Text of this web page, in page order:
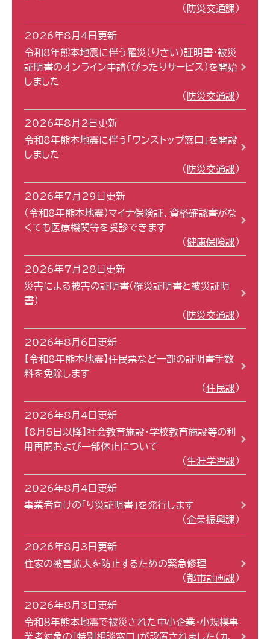
防災交通課
2026年8月4日更新
令和8年熊本地震に伴う罹災（りさい）証明書・被災
証明書のオンライン申請（ぴったりサービス）を開始
しました
防災交通課
2026年8月2日更新
令和8年熊本地震に伴う「ワンストップ窓口」を開設
しました
防災交通課
2026年7月29日更新
（令和8年熊本地震）マイナ保険証、資格確認書がな
くても医療機関等を受診できます
健康保険課
2026年7月28日更新
災害による被害の証明書（罹災証明書と被災証明
書）
防災交通課
2026年8月6日更新
【令和8年熊本地震】住民票など一部の証明書手数
料を免除します
住民課
2026年8月4日更新
【8月5日以降】社会教育施設・学校教育施設等の利
用再開および一部休止について
生涯学習課
2026年8月4日更新
事業者向けの「り災証明書」を発行します
企業振興課
2026年8月3日更新
住家の被害拡大を防止するための緊急修理
都市計画課
2026年8月3日更新
令和８年熊本地震で被災された中小企業・小規模事
業者対象の「特別相談窓口」が設置されました（九